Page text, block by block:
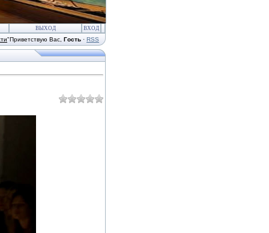
ВЫХОД ВХОД
"Приветствую Вас Гость · RSS